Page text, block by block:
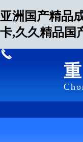
亚洲国产精品
卡,久久精品国